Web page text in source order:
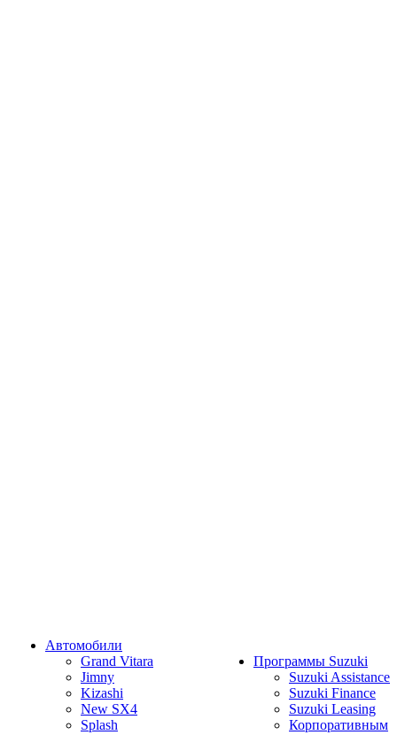
Автомобили
Grand Vitara
Jimny
Kizashi
New SX4
Splash
Программы Suzuki
Suzuki Assistance
Suzuki Finance
Suzuki Leasing
Корпоративным